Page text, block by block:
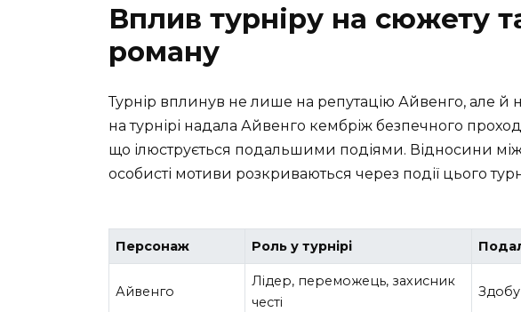
Вплив турніру на сюжету
роману
Турнір вплинув не лише на репутацію Айвенго, але й
на турнірі надала Айвенго кембріж безпечного
що ілюструється подальшими подіями. Відносини між
особисті мотиви розкриваються через події цього
Персонаж Роль у турнірі
Айвенго
Лідер, переможець, захисник
честі